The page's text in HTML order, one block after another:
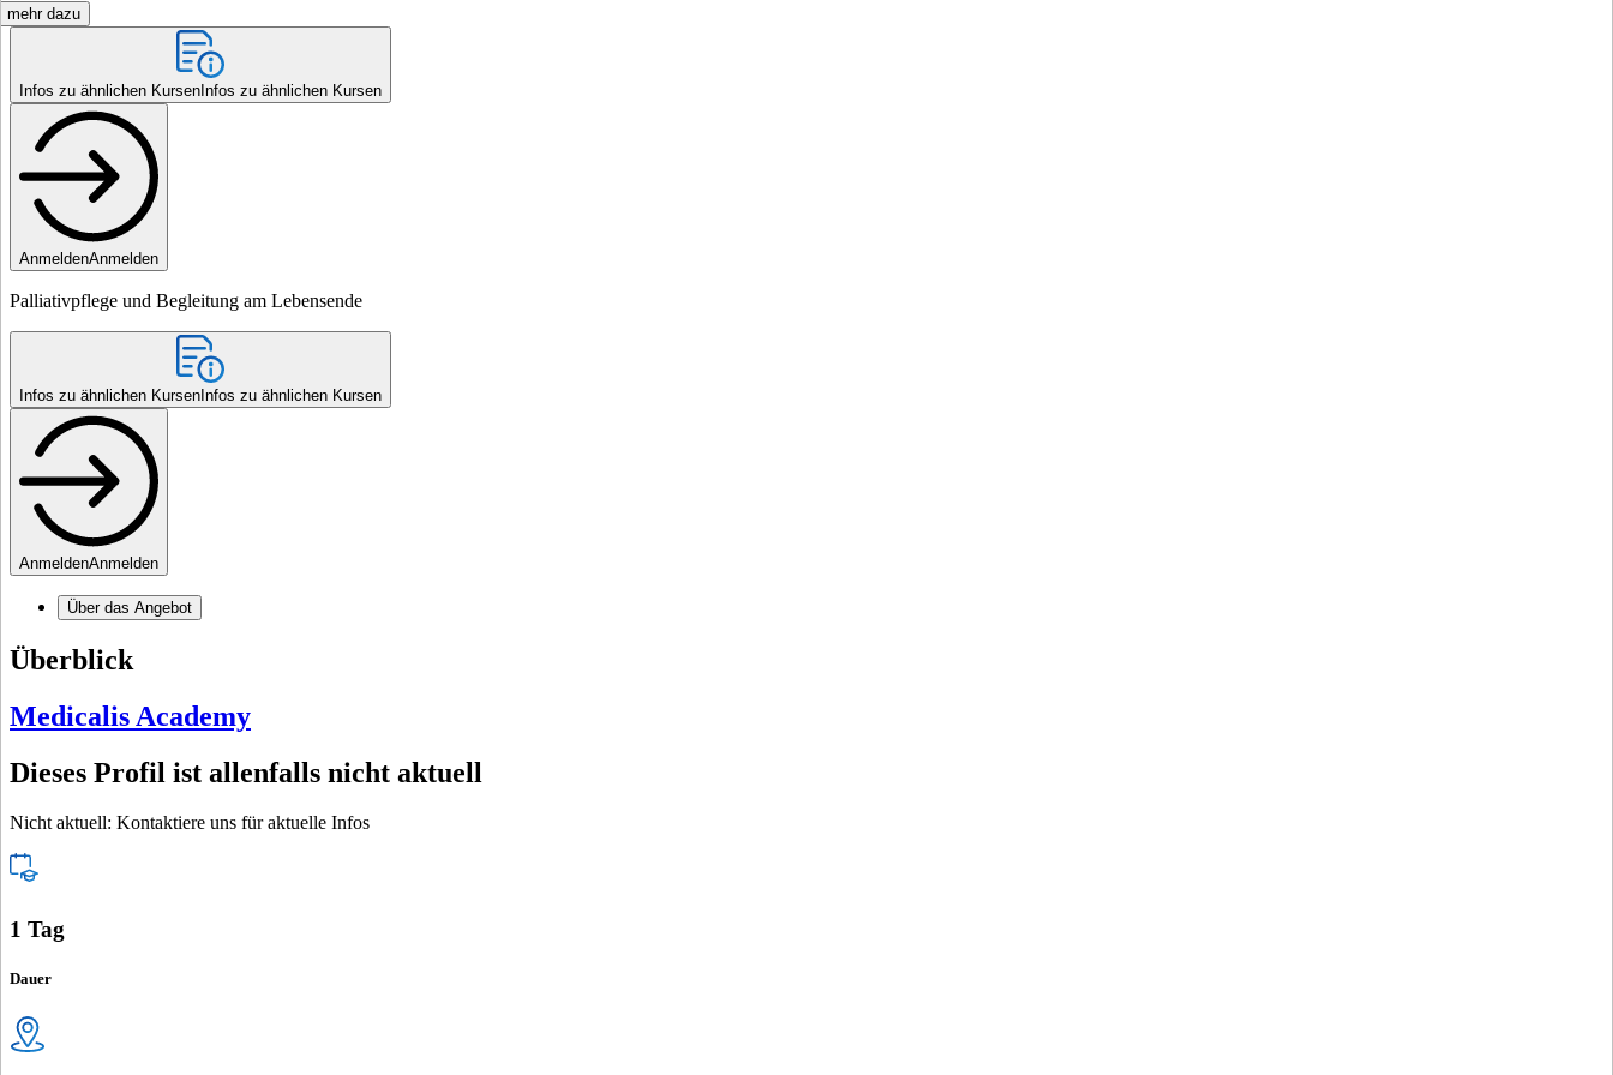
mehr dazu
Infos zu ähnlichen Kursen Infos zu ähnlichen Kursen
AnmeldenAnmelden
Palliativpflege und Begleitung am Lebensende
Infos zu ähnlichen Kursen Infos zu ähnlichen Kursen
AnmeldenAnmelden
Über das Angebot
Überblick
Medicalis Academy
Dieses Profil ist allenfalls nicht aktuell
Nicht aktuell: Kontaktiere uns für aktuelle Infos
1 Tag
Dauer